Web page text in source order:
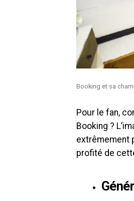
Booking et sa
Pour le fan,
Booking ?
extrêmement
profité de